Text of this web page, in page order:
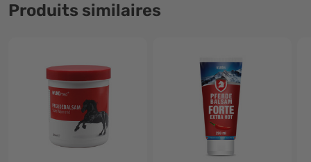
Produits similaires